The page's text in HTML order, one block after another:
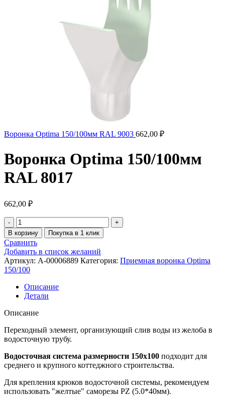
Воронка Optima 150/100мм RAL 9003 662,00 ₽
Воронка Optima 150/100мм
RAL 8017
662,00 ₽
В корзину Покупка в 1 клик
Сравнить
Добавить в список желаний
Артикул: A-00006889 Категория: Приемная воронка Optima
150/100
Описание
Детали
Описание
Переходный элемент, организующий слив воды из желоба в
водосточную трубу.
Водосточная система размерности 150х100 подходит для
среднего и крупного коттеджного строительства.
Для крепления крюков водосточной системы, рекомендуем
использовать "желтые" саморезы PZ (5.0*40мм).